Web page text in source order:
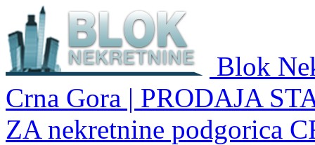
Blok
Crna Gora | PRODAJA
ZA nekretnine podgorica